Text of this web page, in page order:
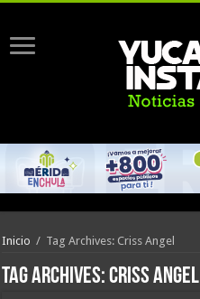
Inicio / Tag Archives: Criss Angel
Tag Archives:Criss Angel